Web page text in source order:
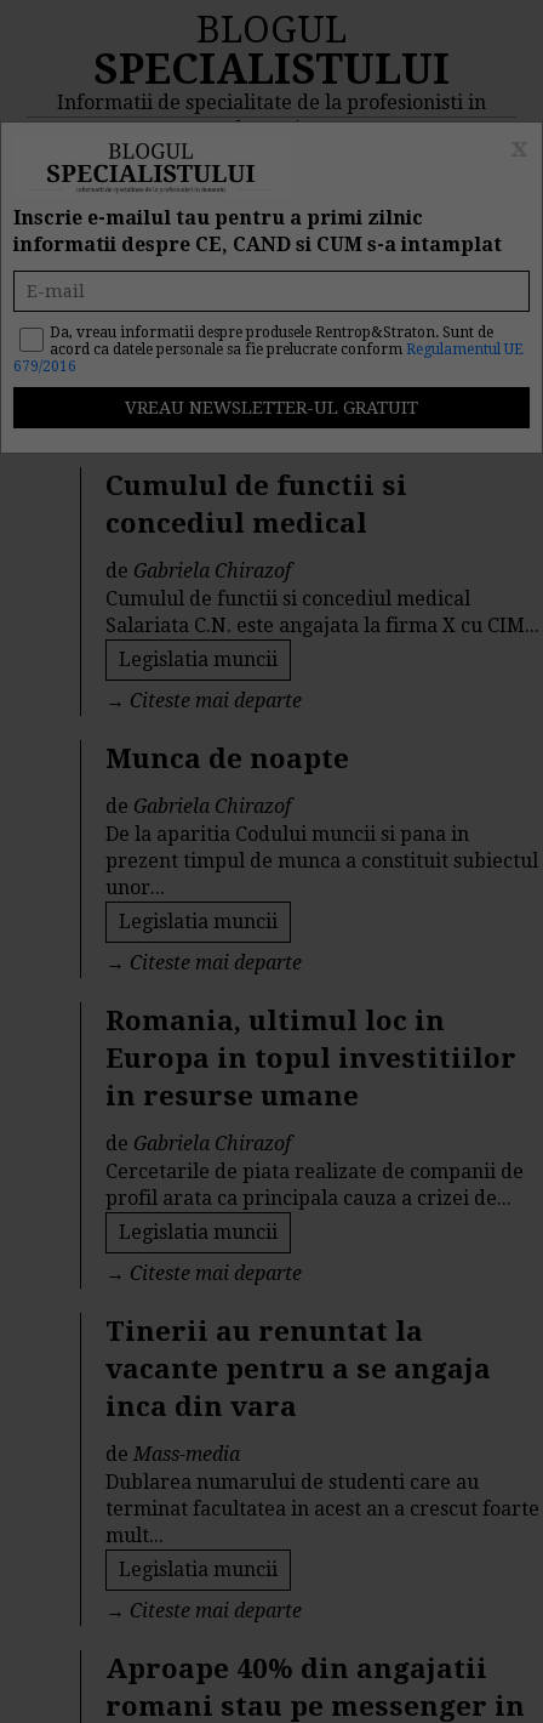
BLOGUL
SPECIALISTULUI
Informatii de specialitate de la profesionisti in
domeniu
MENIU
Rezultat cautare
"ministerul muncii"
Cautarea facuta dupa cuvantul/sirul de cuvinte
ministerul muncii" a returnat 350 articole.
Cumulul de functii si
concediul medical
de Gabriela Chirazof
Cumulul de functii si concediul medical
Salariata C.N. este angajata la firma X cu CIM...
Legislatia muncii
→ Citeste mai departe
Munca de noapte
de Gabriela Chirazof
De la aparitia Codului muncii si pana in
prezent timpul de munca a constituit subiectul
unor...
Legislatia muncii
→ Citeste mai departe
Romania, ultimul loc in
Europa in topul investitiilor
in resurse umane
de Gabriela Chirazof
Cercetarile de piata realizate de companii de
profil arata ca principala cauza a crizei de...
Legislatia muncii
→ Citeste mai departe
Tinerii au renuntat la
vacante pentru a se angaja
inca din vara
deMass-media
Dublarea numarului de studenti care au
terminat facultatea in acest an a crescut foarte
mult...
Legislatia muncii
→ Citeste mai departe
Aproape 40% din angajatii
romani stau pe messenger in
Inscrie e-mailul tau pentru a primi zilnic
informatii despre CE, CAND si CUM s-a intamplat
Da, vreau informatii despre produsele Rentrop&Straton. Sunt de
acord ca datele personale sa fie prelucrate conform Regulamentul UE
679/2016